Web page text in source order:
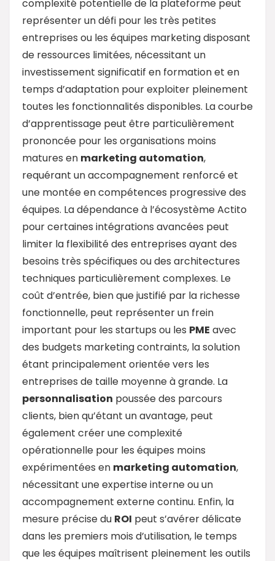
complexité potentielle de la plateforme peut
représenter un défi pour les très petites
entreprises ou les équipes marketing disposant
de ressources limitées, nécessitant un
investissement significatif en formation et en
temps d’adaptation pour exploiter pleinement
toutes les fonctionnalités disponibles. La courbe
d’apprentissage peut être particulièrement
prononcée pour les organisations moins
matures en marketing automation,
requérant un accompagnement renforcé et
une montée en compétences progressive des
équipes. La dépendance à l’écosystème Actito
pour certaines intégrations avancées peut
limiter la flexibilité des entreprises ayant des
besoins très spécifiques ou des architectures
techniques particulièrement complexes. Le
coût d’entrée, bien que justifié par la richesse
fonctionnelle, peut représenter un frein
important pour les startups ou les PME avec
des budgets marketing contraints, la solution
étant principalement orientée vers les
entreprises de taille moyenne à grande. La
personnalisation poussée des parcours
clients, bien qu’étant un avantage, peut
également créer une complexité
opérationnelle pour les équipes moins
expérimentées en marketing automation,
nécessitant une expertise interne ou un
accompagnement externe continu. Enfin, la
mesure précise du ROI peut s’avérer délicate
dans les premiers mois d’utilisation, le temps
que les équipes maîtrisent pleinement les outils